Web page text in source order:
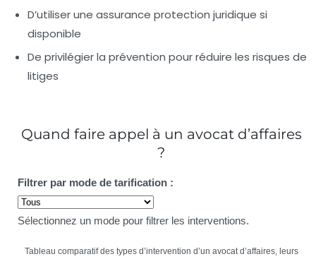
D’utiliser une assurance protection juridique si
disponible
De privilégier la prévention pour réduire les risques de
litiges
Quand faire appel à un avocat d’affaires
?
Filtrer par mode de tarification :
Sélectionnez un mode pour filtrer les interventions.
Tableau comparatif des types d’intervention d’un avocat d’affaires, leurs